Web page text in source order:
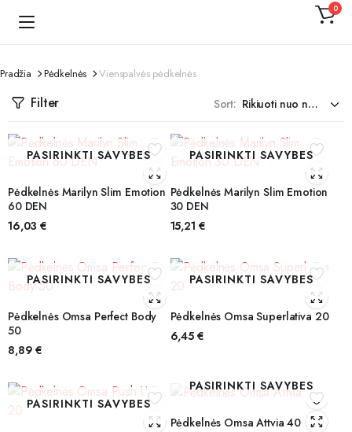
0
Pradžia Pėdkelnės Vienspalvės pėdkelnės
Filter Sort:
PASIRINKTI SAVYBES
Pėdkelnės Marilyn Slim Emotion
60 DEN
16,03€
PASIRINKTI SAVYBES
Pėdkelnės Marilyn Slim Emotion
30 DEN
15,21 €
PASIRINKTI SAVYBES
Pėdkelnės Omsa Perfect Body
50
8,89€
PASIRINKTI SAVYBES
Pėdkelnės Omsa Superlativa 20
6,45 €
PASIRINKTI SAVYBES
PASIRINKTI SAVYBES
Pėdkelnės Omsa Attvia 40